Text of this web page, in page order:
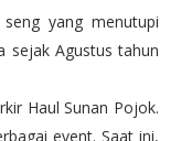
seng yang menutupi
sejak Agustus tahun
Haul Sunan Pojok.
event. Saat ini,